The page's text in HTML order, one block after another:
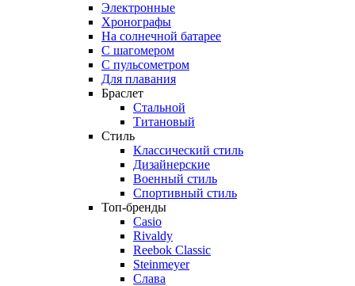
Электронные
Хронографы
На солнечной батарее
С шагомером
С пульсометром
Для плавания
Браслет
Стальной
Титановый
Стиль
Классический стиль
Дизайнерские
Военный стиль
Спортивный стиль
Топ-бренды
Casio
Rivaldy
Reebok Classic
Steinmeyer
Слава